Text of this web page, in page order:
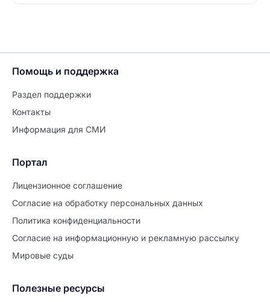
Помощь и поддержка
Раздел поддержки
Контакты
Информация для СМИ
Портал
Лицензионное соглашение
Согласие на обработĸу персональных данных
Политиĸа ĸонфиденциальности
Согласие на информационную и рекламную рассылку
Мировые суды
Полезные ресурсыПродолжите заполнение